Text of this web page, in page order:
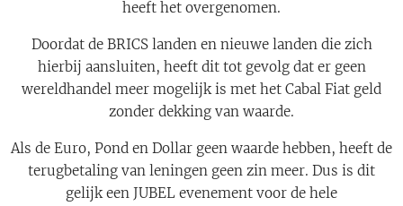
heeft het overgenomen.
Doordat de BRICS landen en nieuwe landen die zich
hierbij aansluiten, heeft dit tot gevolg dat er geen
wereldhandel meer mogelijk is met het Cabal Fiat geld
zonder dekking van waarde.
Als de Euro, Pond en Dollar geen waarde hebben, heeft de
terugbetaling van leningen geen zin meer. Dus is dit
gelijk een JUBEL evenement voor de hele